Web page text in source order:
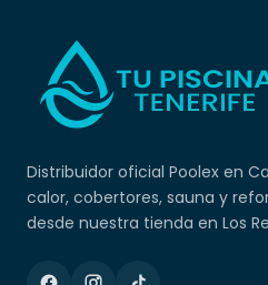
Distribuidor oficial Poolex en
calor, cobertores, sauna y
desde nuestra tienda en Los